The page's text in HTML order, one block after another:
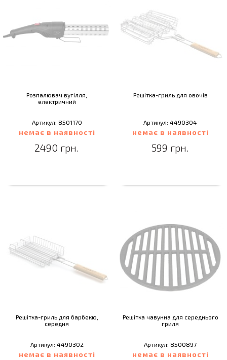
Розпалювач вугілля,
електричний
Артикул: 8501170
немає в наявності
2490 грн.
Решітка-гриль для овочів
Артикул: 4490304
немає в наявності
599 грн.
Решітка-гриль для барбекю,
середня
Артикул: 4490302
немає в наявності
Решітка чавунна для середнього
гриля
Артикул: 8500897
немає в наявності